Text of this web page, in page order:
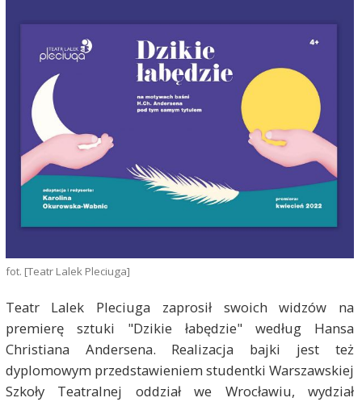
fot. [Teatr Lalek Pleciuga]
Teatr Lalek Pleciuga zaprosił swoich widzów na
premierę sztuki "Dzikie łabędzie" według Hansa
Christiana Andersena. Realizacja bajki jest też
dyplomowym przedstawieniem studentki Warszawskiej
Szkoły Teatralnej oddział we Wrocławiu, wydział